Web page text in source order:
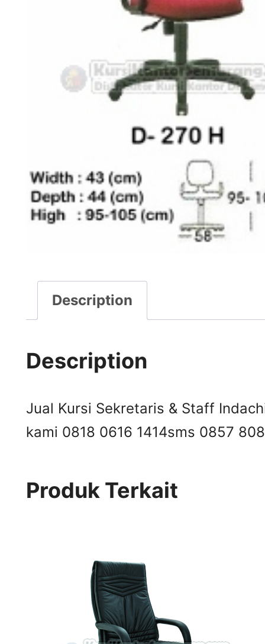
Description
Description
Jual Kursi Sekretaris & Staff
kami 0818 0616 1414sms 0857
Produk Terkait